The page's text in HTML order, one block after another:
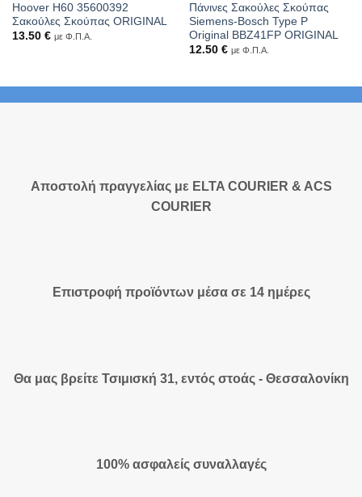
Hoover H60 35600392
Σακούλες Σκούπας ORIGINAL
13.50 € με Φ.Π.Α.
Πάνινες Σακούλες Σκούπας
Siemens-Bosch Type P
Original BBZ41FP ORIGINAL
12.50 € με Φ.Π.Α.
Αποστολή πραγγελίας με ELTA COURIER & ACS
COURIER
Επιστροφή προϊόντων μέσα σε 14 ημέρες
Θα μας βρείτε Τσιμισκή 31, εντός στοάς - Θεσσαλονίκη
100% ασφαλείς συναλλαγές